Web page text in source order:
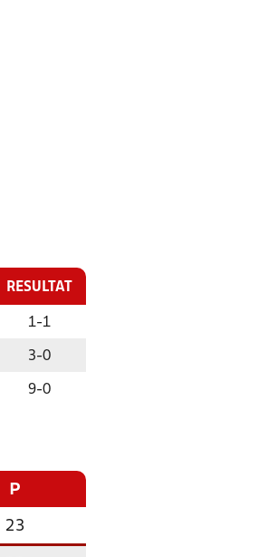
RESULTAT
1-1
3-0
9-0
P
23